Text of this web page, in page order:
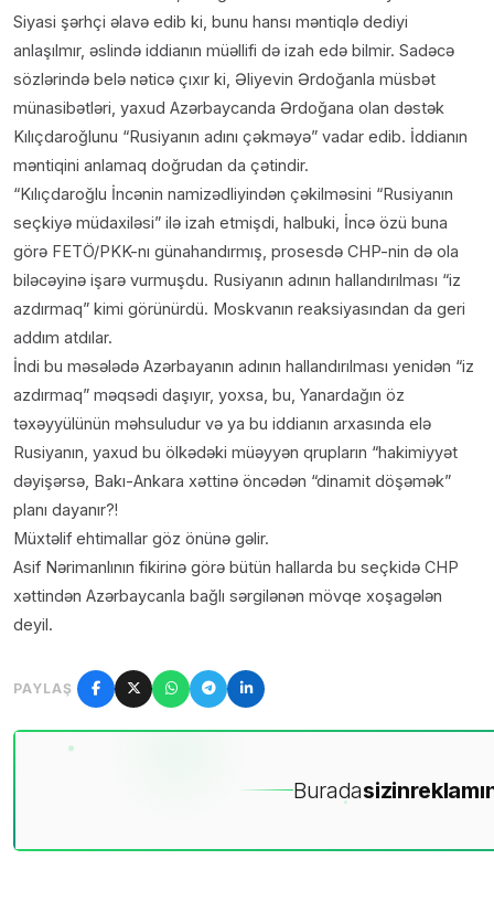
Siyasi şərhçi əlavə edib ki, bunu hansı məntiqlə dediyi
anlaşılmır, əslində iddianın müəllifi də izah edə bilmir. Sadəcə
sözlərində belə nəticə çıxır ki, Əliyevin Ərdoğanla müsbət
münasibətləri, yaxud Azərbaycanda Ərdoğana olan dəstək
Kılıçdaroğlunu “Rusiyanın adını çəkməyə” vadar edib. İddianın
məntiqini anlamaq doğrudan da çətindir.
“Kılıçdaroğlu İncənin namizədliyindən çəkilməsini “Rusiyanın
seçkiyə müdaxiləsi” ilə izah etmişdi, halbuki, İncə özü buna
görə FETÖ/PKK-nı günahandırmış, prosesdə CHP-nin də ola
biləcəyinə işarə vurmuşdu. Rusiyanın adının hallandırılması “iz
azdırmaq” kimi görünürdü. Moskvanın reaksiyasından da geri
addım atdılar.
İndi bu məsələdə Azərbayanın adının hallandırılması yenidən “iz
azdırmaq” məqsədi daşıyır, yoxsa, bu, Yanardağın öz
təxəyyülünün məhsuludur və ya bu iddianın arxasında elə
Rusiyanın, yaxud bu ölkədəki müəyyən qrupların “hakimiyyət
dəyişərsə, Bakı-Ankara xəttinə öncədən “dinamit döşəmək”
planı dayanır?!
Müxtəlif ehtimallar göz önünə gəlir.
Asif Nərimanlının fikirinə görə bütün hallarda bu seçkidə CHP
xəttindən Azərbaycanla bağlı sərgilənən mövqe xoşagələn
deyil.
PAYLAŞ
Buradasizin